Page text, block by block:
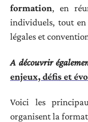
formation, en
individuels, tout en
légales et
A découvrir
enjeux, défis et
Voici les
organisent la